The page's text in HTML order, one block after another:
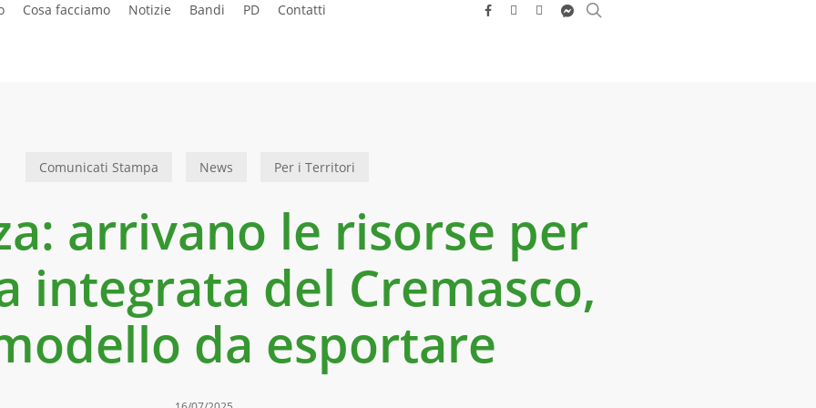
Cosa facciamo Notizie Bandi PD Contatti facebook
youtubeinstagram
messenger
Comunicati Stampa News Per i Territori
arrivano le risorse per
integrata del Cremasco,
da esportare